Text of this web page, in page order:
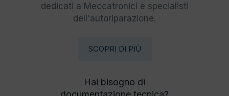
dedicati a Meccatronici e specialisti
dell'autoriparazione.
SCOPRI DI PIÙ
Hai bisogno di